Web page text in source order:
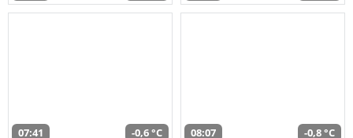
07:41 -0,6 °C 08:07 -0,8 °C